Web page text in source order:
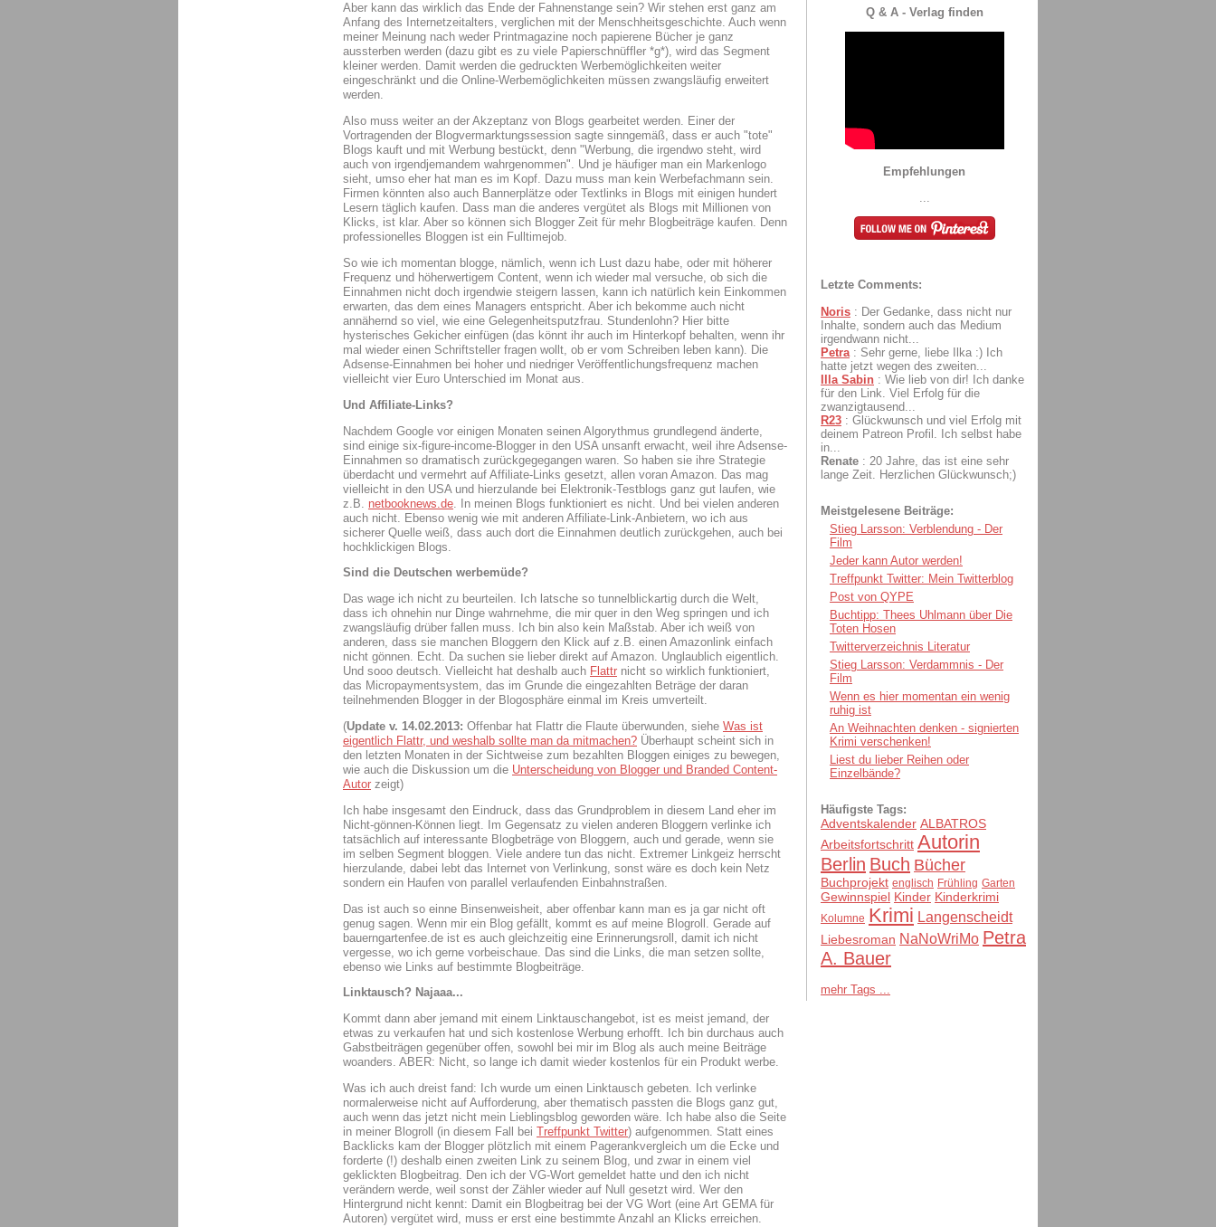
Aber kann das wirklich das Ende der Fahnenstange sein? Wir stehen erst ganz am
Anfang des Internetzeitalters, verglichen mit der Menschheitsgeschichte. Auch wenn
meiner Meinung nach weder Printmagazine noch papierene Bücher je ganz
aussterben werden (dazu gibt es zu viele Papierschnüffler *g*), wird das Segment
kleiner werden. Damit werden die gedruckten Werbemöglichkeiten weiter
eingeschränkt und die Online-Werbemöglichkeiten müssen zwangsläufig erweitert
werden.
Also muss weiter an der Akzeptanz von Blogs gearbeitet werden. Einer der
Vortragenden der Blogvermarktungssession sagte sinngemäß, dass er auch "tote"
Blogs kauft und mit Werbung bestückt, denn "Werbung, die irgendwo steht, wird
auch von irgendjemandem wahrgenommen". Und je häufiger man ein Markenlogo
sieht, umso eher hat man es im Kopf. Dazu muss man kein Werbefachmann sein.
Firmen könnten also auch Bannerplätze oder Textlinks in Blogs mit einigen hundert
Lesern täglich kaufen. Dass man die anderes vergütet als Blogs mit Millionen von
Klicks, ist klar. Aber so können sich Blogger Zeit für mehr Blogbeiträge kaufen. Denn
professionelles Bloggen ist ein Fulltimejob.
So wie ich momentan blogge, nämlich, wenn ich Lust dazu habe, oder mit höherer
Frequenz und höherwertigem Content, wenn ich wieder mal versuche, ob sich die
Einnahmen nicht doch irgendwie steigern lassen, kann ich natürlich kein Einkommen
erwarten, das dem eines Managers entspricht. Aber ich bekomme auch nicht
annähernd so viel, wie eine Gelegenheitsputzfrau. Stundenlohn? Hier bitte
hysterisches Gekicher einfügen (das könnt ihr auch im Hinterkopf behalten, wenn ihr
mal wieder einen Schriftsteller fragen wollt, ob er vom Schreiben leben kann). Die
Adsense-Einnahmen bei hoher und niedriger Veröffentlichungsfrequenz machen
vielleicht vier Euro Unterschied im Monat aus.
Und Affiliate-Links?
Nachdem Google vor einigen Monaten seinen Algorythmus grundlegend änderte,
sind einige six-figure-income-Blogger in den USA unsanft erwacht, weil ihre Adsense-
Einnahmen so dramatisch zurückgegegangen waren. So haben sie ihre Strategie
überdacht und vermehrt auf Affiliate-Links gesetzt, allen voran Amazon. Das mag
vielleicht in den USA und hierzulande bei Elektronik-Testblogs ganz gut laufen, wie
z.B. netbooknews.de . In meinen Blogs funktioniert es nicht. Und bei vielen anderen
auch nicht. Ebenso wenig wie mit anderen Affiliate-Link-Anbietern, wo ich aus
sicherer Quelle weiß, dass auch dort die Einnahmen deutlich zurückgehen, auch bei
hochklickigen Blogs.
Sind die Deutschen werbemüde?
Das wage ich nicht zu beurteilen. Ich latsche so tunnelblickartig durch die Welt,
dass ich ohnehin nur Dinge wahrnehme, die mir quer in den Weg springen und ich
zwangsläufig drüber fallen muss. Ich bin also kein Maßstab. Aber ich weiß von
anderen, dass sie manchen Bloggern den Klick auf z.B. einen Amazonlink einfach
nicht gönnen. Echt. Da suchen sie lieber direkt auf Amazon. Unglaublich eigentlich.
Und sooo deutsch. Vielleicht hat deshalb auch Flattr nicht so wirklich funktioniert,
das Micropaymentsystem, das im Grunde die eingezahlten Beträge der daran
teilnehmenden Blogger in der Blogosphäre einmal im Kreis umverteilt.
(Update v. 14.02.2013: Offenbar hat Flattr die Flaute überwunden, siehe Was ist
eigentlich Flattr, und weshalb sollte man da mitmachen? Überhaupt scheint sich in
den letzten Monaten in der Sichtweise zum bezahlten Bloggen einiges zu bewegen,
wie auch die Diskussion um die Unterscheidung von Blogger und Branded Content-
Autor zeigt)
Ich habe insgesamt den Eindruck, dass das Grundproblem in diesem Land eher im
Nicht-gönnen-Können liegt. Im Gegensatz zu vielen anderen Bloggern verlinke ich
tatsächlich auf interessante Blogbeträge von Bloggern, auch und gerade, wenn sie
im selben Segment bloggen. Viele andere tun das nicht. Extremer Linkgeiz herrscht
hierzulande, dabei lebt das Internet von Verlinkung, sonst wäre es doch kein Netz
sondern ein Haufen von parallel verlaufenden Einbahnstraßen.
Das ist auch so einne Binsenweisheit, aber offenbar kann man es ja gar nicht oft
genug sagen. Wenn mir ein Blog gefällt, kommt es auf meine Blogroll. Gerade auf
bauerngartenfee.de ist es auch gleichzeitig eine Erinnerungsroll, damit ich nicht
vergesse, wo ich gerne vorbeischaue. Das sind die Links, die man setzen sollte,
ebenso wie Links auf bestimmte Blogbeiträge.
Linktausch? Najaaa...
Kommt dann aber jemand mit einem Linktauschangebot, ist es meist jemand, der
etwas zu verkaufen hat und sich kostenlose Werbung erhofft. Ich bin durchaus auch
Gabstbeiträgen gegenüber offen, sowohl bei mir im Blog als auch meine Beiträge
woanders. ABER: Nicht, so lange ich damit wieder kostenlos für ein Produkt werbe.
Was ich auch dreist fand: Ich wurde um einen Linktausch gebeten. Ich verlinke
normalerweise nicht auf Aufforderung, aber thematisch passten die Blogs ganz gut,
auch wenn das jetzt nicht mein Lieblingsblog geworden wäre. Ich habe also die Seite
in meiner Blogroll (in diesem Fall bei Treffpunkt Twitter) aufgenommen. Statt eines
Backlicks kam der Blogger plötzlich mit einem Pagerankvergleich um die Ecke und
forderte (!) deshalb einen zweiten Link zu seinem Blog, und zwar in einem viel
geklickten Blogbeitrag. Den ich der VG-Wort gemeldet hatte und den ich nicht
verändern werde, weil sonst der Zähler wieder auf Null gesetzt wird. Wer den
Hintergrund nicht kennt: Damit ein Blogbeitrag bei der VG Wort (eine Art GEMA für
Autoren) vergütet wird, muss er erst eine bestimmte Anzahl an Klicks erreichen.
Q & A - Verlag finden
Empfehlungen
Letzte Comments:
Noris : Der Gedanke, dass nicht nur
Inhalte, sondern auch das Medium
irgendwann nicht...
Petra : Sehr gerne, liebe Ilka :) Ich
hatte jetzt wegen des zweiten...
Illa Sabin : Wie lieb von dir! Ich danke
für den Link. Viel Erfolg für die
zwanzigtausend...
R23 : Glückwunsch und viel Erfolg mit
deinem Patreon Profil. Ich selbst habe
in...
Renate : 20 Jahre, das ist eine sehr
lange Zeit. Herzlichen Glückwunsch;)
Meistgelesene Beiträge:
Stieg Larsson: Verblendung - Der
Film
Jeder kann Autor werden!
Treffpunkt Twitter: Mein Twitterblog
Post von QYPE
Buchtipp: Thees Uhlmann über Die
Toten Hosen
Twitterverzeichnis Literatur
Stieg Larsson: Verdammnis - Der
Film
Wenn es hier momentan ein wenig
ruhig ist
An Weihnachten denken - signierten
Krimi verschenken!
Liest du lieber Reihen oder
Einzelbände?
Häufigste Tags:
Adventskalender ALBATROS
Arbeitsfortschritt Autorin
Berlin Buch Bücher
Buchprojekt englisch Frühling Garten
Gewinnspiel Kinder Kinderkrimi
Kolumne Krimi Langenscheidt
Liebesroman NaNoWriMo Petra
A. Bauer
mehr Tags ...